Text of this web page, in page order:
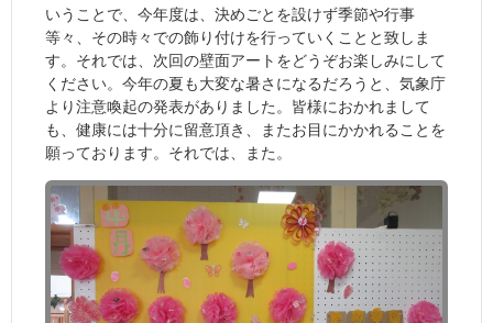
いうことで、今年度は、決めごとを設けず季節や行事
等々、その時々での飾り付けを行っていくことと致しま
す。それでは、次回の壁面アートをどうぞお楽しみにして
ください。今年の夏も大変な暑さになるだろうと、気象庁
より注意喚起の発表がありました。皆様におかれまして
も、健康には十分に留意頂き、またお目にかかれることを
願っております。それでは、また。